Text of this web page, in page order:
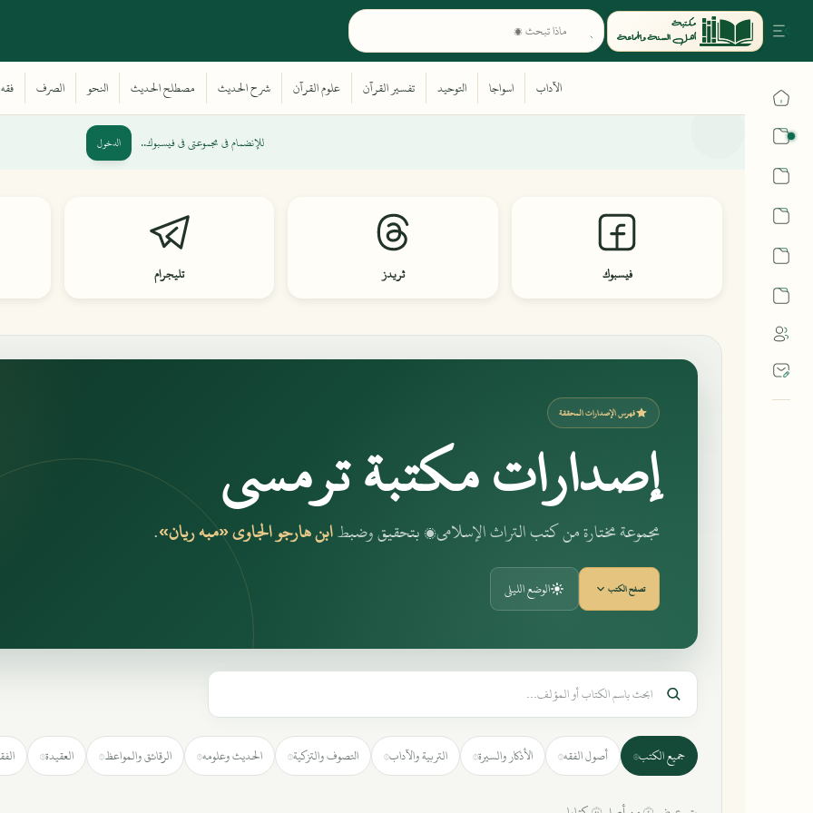
للإنضمام في مجموعتي في فيسبوك.. الدخول
فيسبوك ثريدز تليجرام
فهرس الإصدارات المحققة
إصدارات مكتبة ترمسي
مجموعة مختارة من كتب التراث الإسلامي، بتحقيق وضبطابن هارجو الجاوي «مبه ريان».
تصفح الكتب الوضع الليلي
جميع الكتب٤٨ أصول الفقه١ الأذكار والسيرة٣ التربية والآداب٥ التصوف والتزكية٦ الحديث وعلومه٧ الرقائق والمواعظ٢ العقيدة٧